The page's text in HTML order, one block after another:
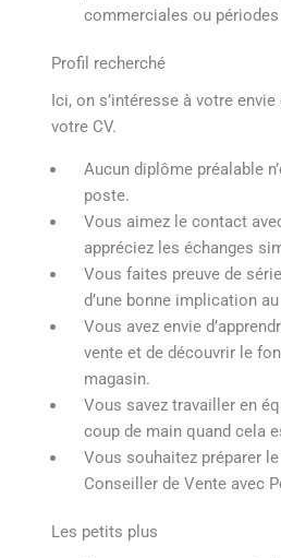
commerciales ou
Profil recherché
Ici, on s’intéresse à votre envie
votre CV.
Aucun diplôme préalable
poste.
Vous aimez le contact
appréciez les échanges
Vous faites preuve de
d’une bonne implication
Vous avez envie
vente et de découvrir le
magasin.
Vous savez travailler en
coup de main quand cela
Vous souhaitez préparer
Conseiller de Vente avec
Les petits plus